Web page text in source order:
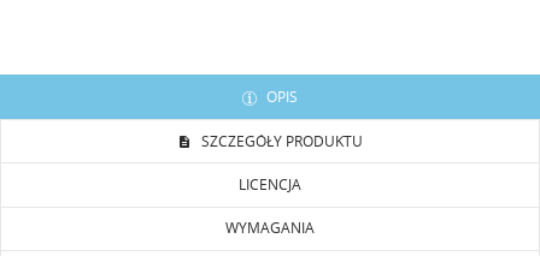
OPIS
SZCZEGÓŁY PRODUKTU
LICENCJA
WYMAGANIA